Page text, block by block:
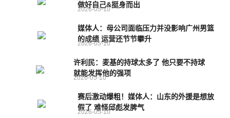
做好自己&挺身而出
2026-05-10
媒体人：母公司面临压力并没影响广州男篮
的成绩 运营还节节攀升
2026-05-10
许利民：麦基的持球太多了 他只要不持球
就能发挥他的强项
2026-05-10
赛后激动爆粗！媒体人：山东的外援是想放
假了 难怪邱彪发脾气
2026-05-10